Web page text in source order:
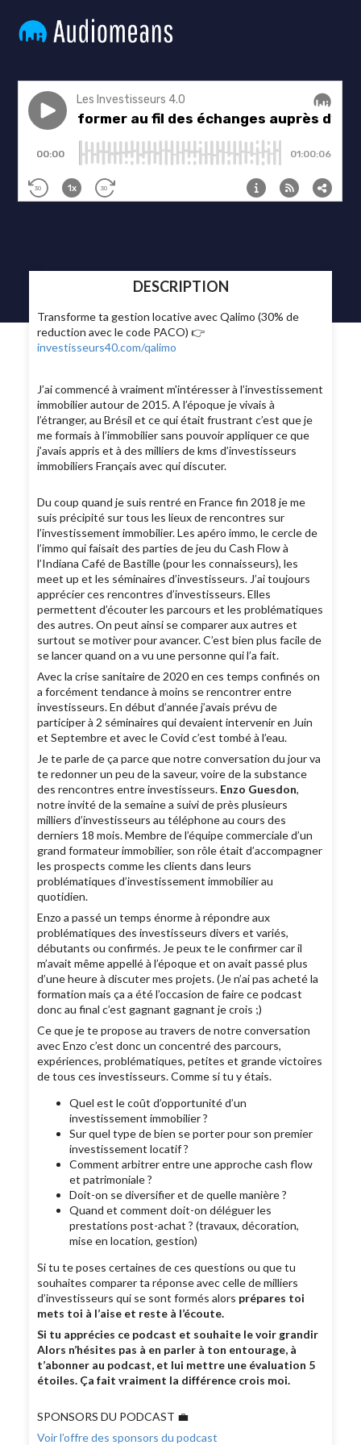
DESCRIPTION
Transforme ta gestion locative avec Qalimo (30% de
reduction avec le code PACO) 👉
investisseurs40.com/qalimo
J’ai commencé à vraiment m'intéresser à l’investissement
immobilier autour de 2015. A l’époque je vivais à
l’étranger, au Brésil et ce qui était frustrant c’est que je
me formais à l’immobilier sans pouvoir appliquer ce que
j’avais appris et à des milliers de kms d’investisseurs
immobiliers Français avec qui discuter.
Du coup quand je suis rentré en France fin 2018 je me
suis précipité sur tous les lieux de rencontres sur
l’investissement immobilier. Les apéro immo, le cercle de
l’immo qui faisait des parties de jeu du Cash Flow à
l’Indiana Café de Bastille (pour les connaisseurs), les
meet up et les séminaires d’investisseurs. J’ai toujours
apprécier ces rencontres d’investisseurs. Elles
permettent d’écouter les parcours et les problématiques
des autres. On peut ainsi se comparer aux autres et
surtout se motiver pour avancer. C’est bien plus facile de
se lancer quand on a vu une personne qui l’a fait.
Avec la crise sanitaire de 2020 en ces temps confinés on
a forcément tendance à moins se rencontrer entre
investisseurs. En début d’année j’avais prévu de
participer à 2 séminaires qui devaient intervenir en Juin
et Septembre et avec le Covid c’est tombé à l’eau.
Je te parle de ça parce que notre conversation du jour va
te redonner un peu de la saveur, voire de la substance
des rencontres entre investisseurs. Enzo Guesdon,
notre invité de la semaine a suivi de près plusieurs
milliers d’investisseurs au téléphone au cours des
derniers 18 mois. Membre de l’équipe commerciale d’un
grand formateur immobilier, son rôle était d’accompagner
les prospects comme les clients dans leurs
problématiques d’investissement immobilier au
quotidien.
Enzo a passé un temps énorme à répondre aux
problématiques des investisseurs divers et variés,
débutants ou confirmés. Je peux te le confirmer car il
m’avait même appellé à l’époque et on avait passé plus
d’une heure à discuter mes projets. (Je n’ai pas acheté la
formation mais ça a été l’occasion de faire ce podcast
donc au final c’est gagnant gagnant je crois ;)
Ce que je te propose au travers de notre conversation
avec Enzo c’est donc un concentré des parcours,
expériences, problématiques, petites et grande victoires
de tous ces investisseurs. Comme si tu y étais.
Quel est le coût d’opportunité d’un
investissement immobilier ?
Sur quel type de bien se porter pour son premier
investissement locatif ?
Comment arbitrer entre une approche cash flow
et patrimoniale ?
Doit-on se diversifier et de quelle manière ?
Quand et comment doit-on déléguer les
prestations post-achat ? (travaux, décoration,
mise en location, gestion)
Si tu te poses certaines de ces questions ou que tu
souhaites comparer ta réponse avec celle de milliers
d’investisseurs qui se sont formés alors prépares toi
mets toi à l’aise et reste à l’écoute.
Si tu apprécies ce podcast et souhaite le voir grandir
Alors n’hésites pas à en parler à ton entourage, à
t’abonner au podcast, et lui mettre une évaluation 5
étoiles. Ça fait vraiment la différence crois moi.
SPONSORS DU PODCAST 💼
Voir l’offre des sponsors du podcast